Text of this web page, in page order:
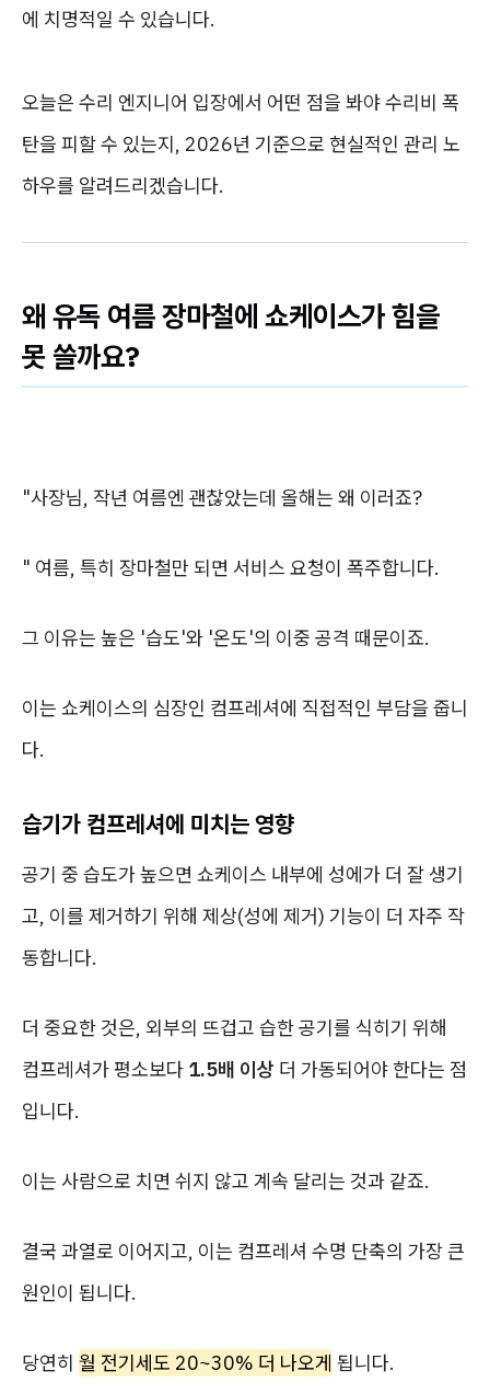
에 치명적일 수 있습니다.
오늘은 수리 엔지니어 입장에서 어떤 점을 봐야 수리비 폭
탄을 피할 수 있는지, 2026년 기준으로 현실적인 관리 노
하우를 알려드리겠습니다.
왜 유독 여름 장마철에 쇼케이스가 힘을
못 쓸까요?
"사장님, 작년 여름엔 괜찮았는데 올해는 왜 이러죠?
" 여름, 특히 장마철만 되면 서비스 요청이 폭주합니다.
그 이유는 높은 '습도'와 '온도'의 이중 공격 때문이죠.
이는 쇼케이스의 심장인 컴프레셔에 직접적인 부담을 줍니
다.
습기가 컴프레셔에 미치는 영향
공기 중 습도가 높으면 쇼케이스 내부에 성에가 더 잘 생기
고, 이를 제거하기 위해 제상(성에 제거) 기능이 더 자주 작
동합니다.
더 중요한 것은, 외부의 뜨겁고 습한 공기를 식히기 위해
컴프레셔가 평소보다 1.5배 이상 더 가동되어야 한다는 점
입니다.
이는 사람으로 치면 쉬지 않고 계속 달리는 것과 같죠.
결국 과열로 이어지고, 이는 컴프레셔 수명 단축의 가장 큰
원인이 됩니다.
당연히 월 전기세도 20~30% 더 나오게 됩니다.